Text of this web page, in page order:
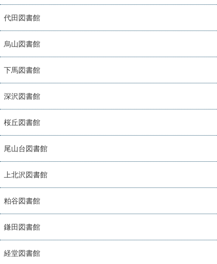
代田図書館
烏山図書館
下馬図書館
深沢図書館
桜丘図書館
尾山台図書館
上北沢図書館
粕谷図書館
鎌田図書館
経堂図書館